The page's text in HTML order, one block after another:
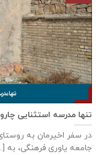
تنها مدرسه استثنایی
در سفر اخیرمان به
جامعه یاوری فرهنگی، به